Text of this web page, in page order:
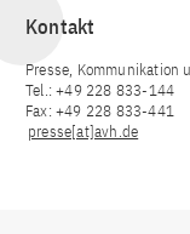
Kontakt
Presse, Kommunikation
Tel.: +49 228 833-144
Fax: +49 228 833-441
presse[at]avh.de